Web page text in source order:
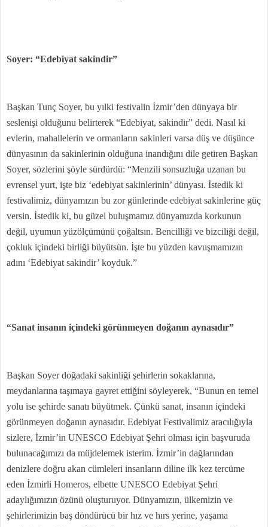
Soyer: “Edebiyat sakindir”
Başkan Tunç Soyer, bu yılki festivalin İzmir’den dünyaya bir
seslenişi olduğunu belirterek “Edebiyat, sakindir” dedi. Nasıl ki
evlerin, mahallelerin ve ormanların sakinleri varsa düş ve düşünce
dünyasının da sakinlerinin olduğuna inandığını dile getiren Başkan
Soyer, sözlerini şöyle sürdürdü: “Menzili sonsuzluğa uzanan bu
evrensel yurt, işte biz ‘edebiyat sakinlerinin’ dünyası. İstedik ki
festivalimiz, dünyamızın bu zor günlerinde edebiyat sakinlerine güç
versin. İstedik ki, bu güzel buluşmamız dünyamızda korkunun
değil, uyumun yüzölçümünü çoğaltsın. Bencilliği ve bizciliği değil,
çokluk içindeki birliği büyütsün. İşte bu yüzden kavuşmamızın
adını ‘Edebiyat sakindir’ koyduk.”
“Sanat insanın içindeki görünmeyen doğanın aynasıdır”
Başkan Soyer doğadaki sakinliği şehirlerin sokaklarına,
meydanlarına taşımaya gayret ettiğini söyleyerek, “Bunun en temel
yolu ise şehirde sanatı büyütmek. Çünkü sanat, insanın içindeki
görünmeyen doğanın aynasıdır. Edebiyat Festivalimiz aracılığıyla
sizlere, İzmir’in UNESCO Edebiyat Şehri olması için başvuruda
bulunacağımızı da müjdelemek isterim. İzmir’in dağlarından
denizlere doğru akan cümleleri insanların diline ilk kez tercüme
eden İzmirli Homeros, elbette UNESCO Edebiyat Şehri
adaylığımızın özünü oluşturuyor. Dünyamızın, ülkemizin ve
şehirlerimizin baş döndürücü bir hız ve hırs yerine, yaşama